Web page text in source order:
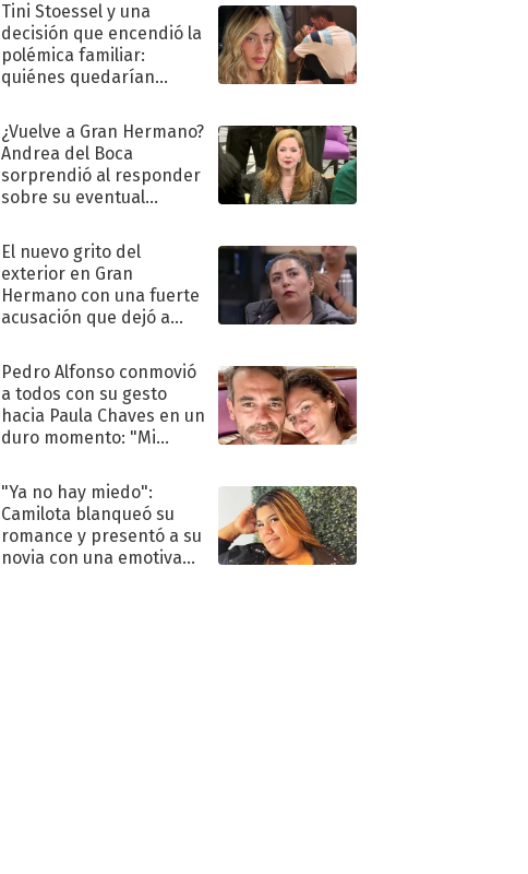
Tini Stoessel y una
decisión que encendió la
polémica familiar:
quiénes quedarían
¿Vuelve a Gran Hermano?
Andrea del Boca
sorprendió al responder
sobre su eventual
El nuevo grito del
exterior en Gran
Hermano con una fuerte
acusación que dejó a
"Traidora"
Pedro Alfonso conmovió
a todos con su gesto
hacia Paula Chaves en un
duro momento: "Mi
terapéutico"
"Ya no hay miedo":
Camilota blanqueó su
romance y presentó a su
novia con una emotiva